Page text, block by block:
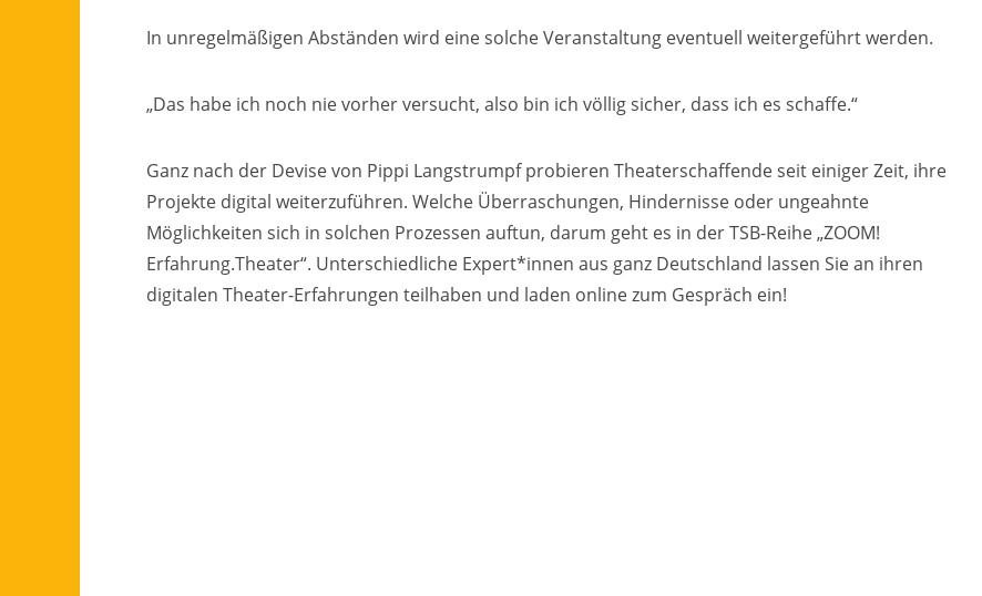
In unregelmäßigen Abständen wird eine solche Veranstaltung eventuell weitergeführt werden.
„Das habe ich noch nie vorher versucht, also bin ich völlig sicher, dass ich es schaffe.“
Ganz nach der Devise von Pippi Langstrumpf probieren Theaterschaffende seit einiger Zeit, ihre
Projekte digital weiterzuführen. Welche Überraschungen, Hindernisse oder ungeahnte
Möglichkeiten sich in solchen Prozessen auftun, darum geht es in der TSB-Reihe „ZOOM!
Erfahrung.Theater“. Unterschiedliche Expert*innen aus ganz Deutschland lassen Sie an ihren
digitalen Theater-Erfahrungen teilhaben und laden online zum Gespräch ein!